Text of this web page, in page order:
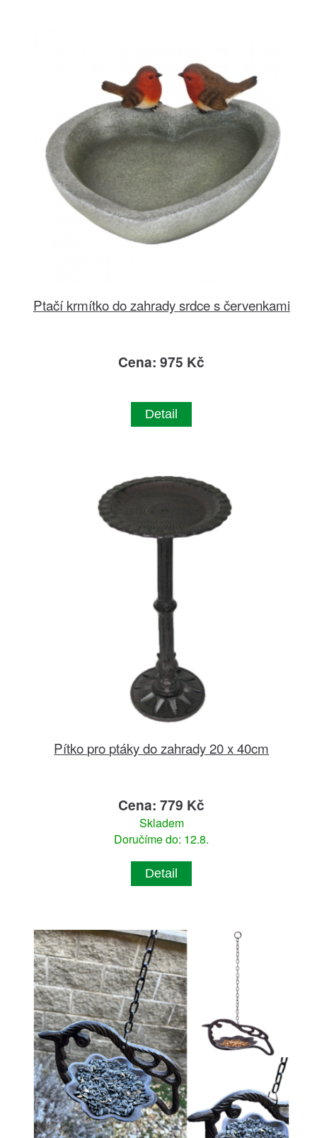
Ptačí krmítko do zahrady srdce s červenkami
Cena: 975 Kč
Detail
Pítko pro ptáky do zahrady 20 x 40cm
Cena: 779 Kč
Skladem
Doručíme do: 12.8.
Detail